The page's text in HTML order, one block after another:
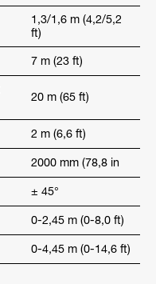
1,3/1,6 m (4,2/5,2
ft)
7 m (23 ft)
20 m (65 ft)
2 m (6,6 ft)
2000 mm (78,8 in
± 45°
0-2,45 m (0-8,0 ft)
0-4,45 m (0-14,6 ft)